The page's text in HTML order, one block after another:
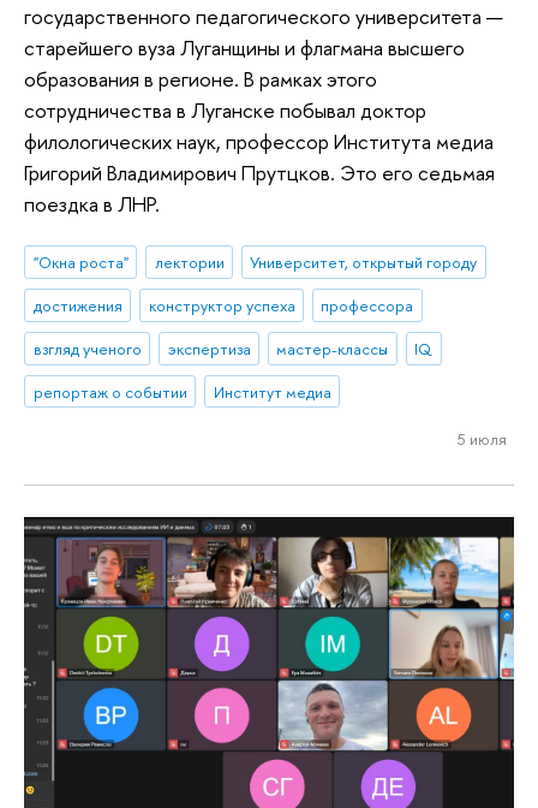
государственного педагогического университета —
старейшего вуза Луганщины и флагмана высшего
образования в регионе. В рамках этого
сотрудничества в Луганске побывал доктор
филологических наук, профессор Института медиа
Григорий Владимирович Прутцков. Это его седьмая
поездка в ЛНР.
"Окна роста" лектории
Университет, открытый городу
достижения
конструктор успеха
профессора
взгляд ученого
экспертиза мастер-классы
IQ
репортаж о событии
Институт медиа
5 июля